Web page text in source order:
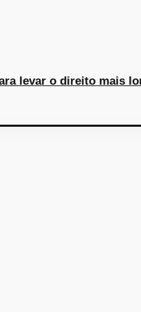
levar o direito mais